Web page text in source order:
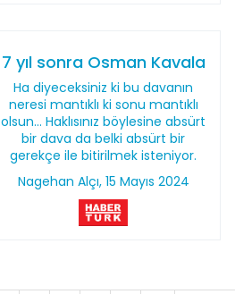
7 yıl sonra Osman Kavala
Ha diyeceksiniz ki bu davanın
neresi mantıklı ki sonu mantıklı
olsun… Haklısınız böylesine absürt
bir dava da belki absürt bir
gerekçe ile bitirilmek isteniyor.
Nagehan Alçı, 15 Mayıs 2024